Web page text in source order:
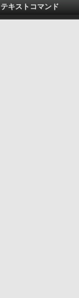
テキストコマンド